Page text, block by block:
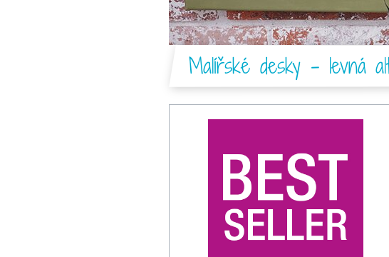
Malířské desky - levná